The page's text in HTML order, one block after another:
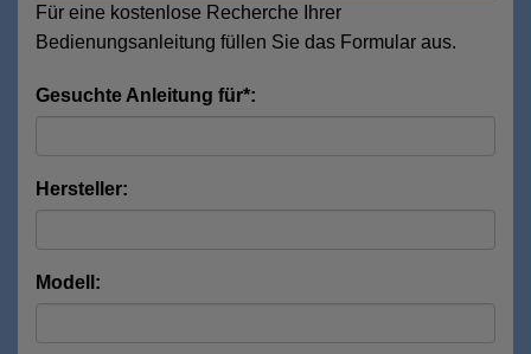
Für eine kostenlose Recherche Ihrer
Bedienungsanleitung füllen Sie das Formular aus.
Gesuchte Anleitung für*:
Hersteller:
Modell: